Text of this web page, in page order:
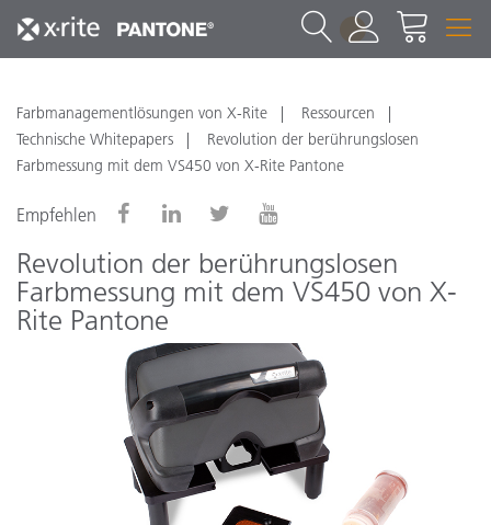
1
Farbmanagementlösungen von X-Rite
Ressourcen
Technische Whitepapers
Revolution der berührungslosen
Farbmessung mit dem VS450 von X-Rite Pantone
Empfehlen
Revolution der berührungslosen
Farbmessung mit dem VS450 von X-
Rite Pantone